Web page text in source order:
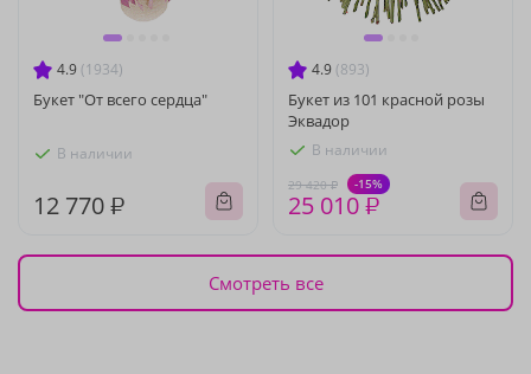
4.9 (1934)
Букет "От всего сердца"
В наличии
12 770 ₽
4.9 (893)
Букет из 101 красной розы
Эквадор
В наличии
29 420 ₽ -15%
25 010 ₽
Смотреть все